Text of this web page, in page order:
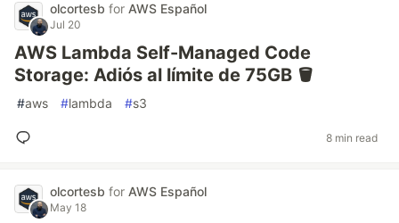
olcortesb for AWS Español
Jul 20
AWS Lambda Self-Managed Code
Storage: Adiós al límite de 75GB 🪣
#aws #lambda #s3
8 min read
olcortesb for AWS Español
May 18